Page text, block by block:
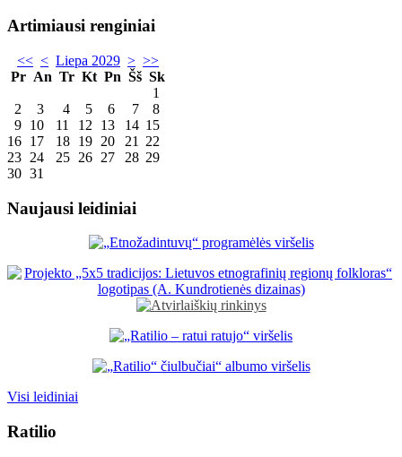
Artimiausi renginiai
<< < Liepa 2029 > >>
Pr An Tr Kt Pn Šš Sk
1
2
3 4 5 6 7
8
9 10 11 12 13 14 15
16 17 18 19 20 21
22
23 24 25 26 27 28 29
30 31
Naujausi leidiniai
Visi leidiniai
Ratilio